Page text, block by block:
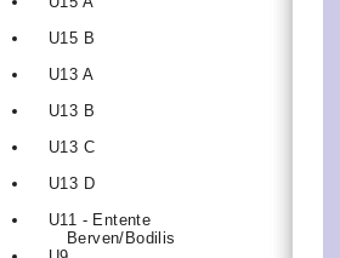
U15 B
U13 A
U13 B
U13 C
U13 D
U11 - Entente
Berven/Bodilis